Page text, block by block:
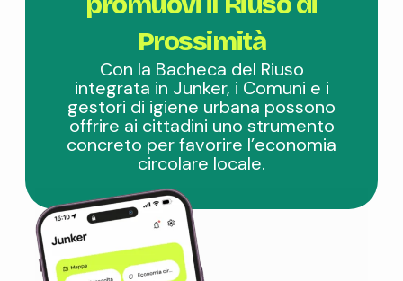
Prossimità
Con la Bacheca del Riuso
integrata in Junker, i Comuni e i
gestori di igiene urbana possono
offrire ai cittadini uno strumento
concreto per favorire l’economia
circolare locale.